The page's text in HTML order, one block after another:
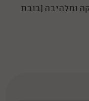
ומלהיבה (בובת